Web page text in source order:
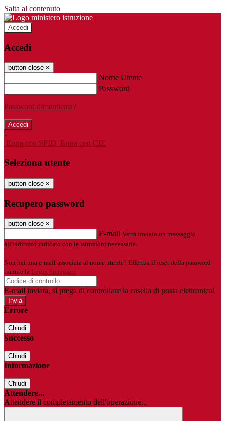
Salta al contenuto
Accedi
Accedi
button close ×
Nome Utente
Password
Password dimenticata?
-
Entra con SPID Entra con CIE
Seleziona utente
button close ×
Recupero password
button close ×
E-mail Verrà inviato un messaggio
all'indirizzo indicato con le istruzioni necessarie.
Non hai una e-mail associata al nome utente? Effettua il reset della password
tramite la Login Spaggiari
E-mail inviata, si prega di controllare la casella di posta elettronica!
Errore
Chiudi
Successo
Chiudi
Informazione
Chiudi
Attendere...
Attendere il completamento dell'operazione...